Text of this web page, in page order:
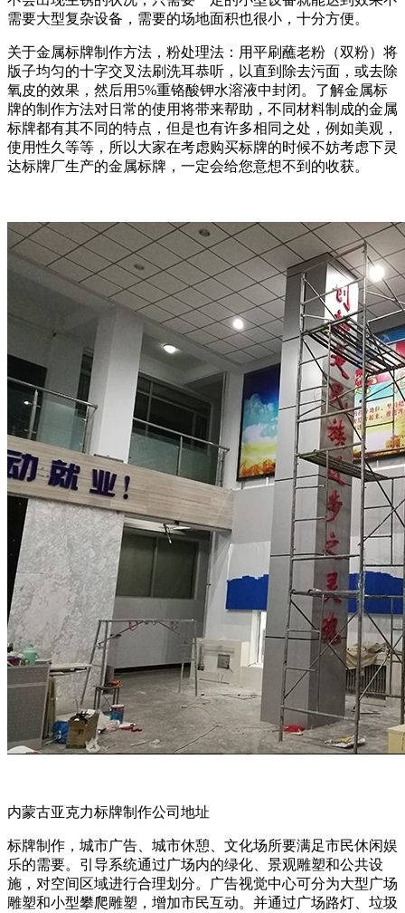
需要大型复杂设备，需要的场地面积也很小，十分方便。
关于金属标牌制作方法，粉处理法：用平刷蘸老粉（双粉）将
版子均匀的十字交叉法刷洗耳恭听，以直到除去污面，或去除
氧皮的效果，然后用5%重铬酸钾水溶液中封闭。了解金属标
牌的制作方法对日常的使用将带来帮助，不同材料制成的金属
标牌都有其不同的特点，但是也有许多相同之处，例如美观，
使用性久等等，所以大家在考虑购买标牌的时候不妨考虑下灵
达标牌厂生产的金属标牌，一定会给您意想不到的收获。
内蒙古亚克力标牌制作公司地址
标牌制作，城市广告、城市休憩、文化场所要满足市民休闲娱
乐的需要。引导系统通过广场内的绿化、景观雕塑和公共设
施，对空间区域进行合理划分。广告视觉中心可分为大型广场
雕塑和小型攀爬雕塑，增加市民互动。并通过广场路灯、垃圾